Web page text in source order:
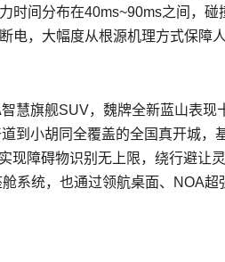
时间分布在40ms~90ms之间，
，大幅度从根源机理方式保障
慧旗舰SUV，魏牌全新蓝山表现
到小胡同全覆盖的全国真开城
现障碍物识别无上限，绕行避让
系统，也通过领航桌面、NOA超